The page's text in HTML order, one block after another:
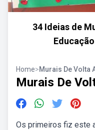
34 Ideias de
Home>Murais De Volta
Murais De
Os primeiros fiz este